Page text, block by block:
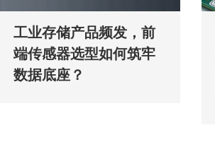
工业存储产品频发，前
端传感器选型如何筑牢
数据底座？